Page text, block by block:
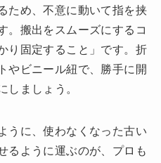
ため、不意に動いて指を挟
。搬出をスムーズにするコ
り固定すること」です。折
やビニール紐で、勝手に開
しましょう。
うに、使わなくなった古い
るように運ぶのが、プロも